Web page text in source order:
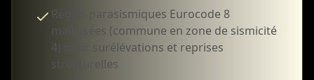
Règles parasismiques Eurocode 8
maîtrisées (commune en zone de sismicité
4) pour surélévations et reprises
structurelles